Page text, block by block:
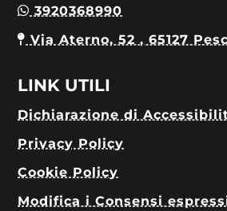
3920368990
Via Aterno, 52 , 65127
LINK UTILI
Dichiarazione di
Privacy Policy
Cookie Policy
Modifica i Consensi